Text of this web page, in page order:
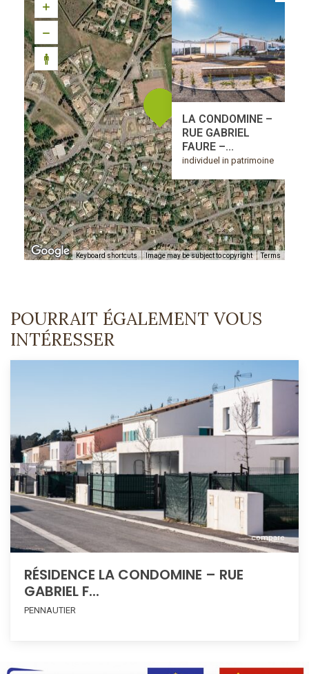
LA CONDOMINE –
RUE GABRIEL
FAURE –...
individuel in patrimoine
Keyboard shortcuts Image may be subject to copyright Terms
POURRAIT ÉGALEMENT VOUS
INTÉRESSER
compare
RÉSIDENCE LA CONDOMINE – RUE
GABRIEL F...
PENNAUTIER